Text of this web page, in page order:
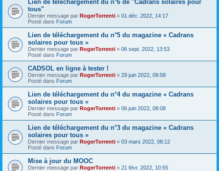
Lien de téléchargement du n°6 de "Cadrans solaires pour
tous"
Dernier message par RogerTorrenti « 01 déc. 2022, 14:17
Posté dans Forum
Lien de téléchargement du n°5 du magazine « Cadrans
solaires pour tous »
Dernier message par RogerTorrenti « 06 sept. 2022, 13:53
Posté dans Forum
CADSOL en ligne à tester !
Dernier message par RogerTorrenti « 29 juin 2022, 09:58
Posté dans Forum
Lien de téléchargement du n°4 du magazine « Cadrans
solaires pour tous »
Dernier message par RogerTorrenti « 06 juin 2022, 08:08
Posté dans Forum
Lien de téléchargement du n°3 du magazine « Cadrans
solaires pour tous »
Dernier message par RogerTorrenti « 03 mars 2022, 08:12
Posté dans Forum
Mise à jour du MOOC
Dernier message par RogerTorrenti « 21 févr. 2022, 10:55